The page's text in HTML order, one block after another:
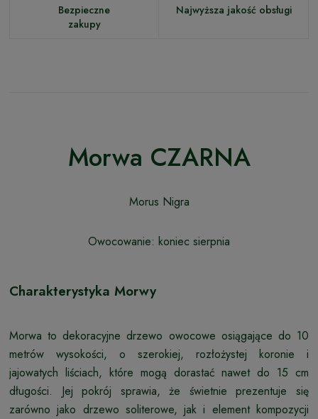
Bezpieczne
zakupy
Najwyższa jakość obsługi
Morwa CZARNA
Morus Nigra
Owocowanie: koniec sierpnia
Charakterystyka Morwy
Morwa to dekoracyjne drzewo owocowe osiągające do 10
metrów wysokości, o szerokiej, rozłożystej koronie i
jajowatych liściach, które mogą dorastać nawet do 15 cm
długości. Jej pokrój sprawia, że świetnie prezentuje się
zarówno jako drzewo soliterowe, jak i element kompozycji